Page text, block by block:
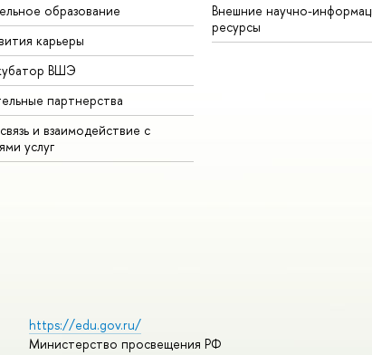
образование
карьеры
ВШЭ
партнерства
и взаимодействие с
услуг
Внешние научно-
ресурсы
https://edu.gov.ru/
Министерство просвещения РФ